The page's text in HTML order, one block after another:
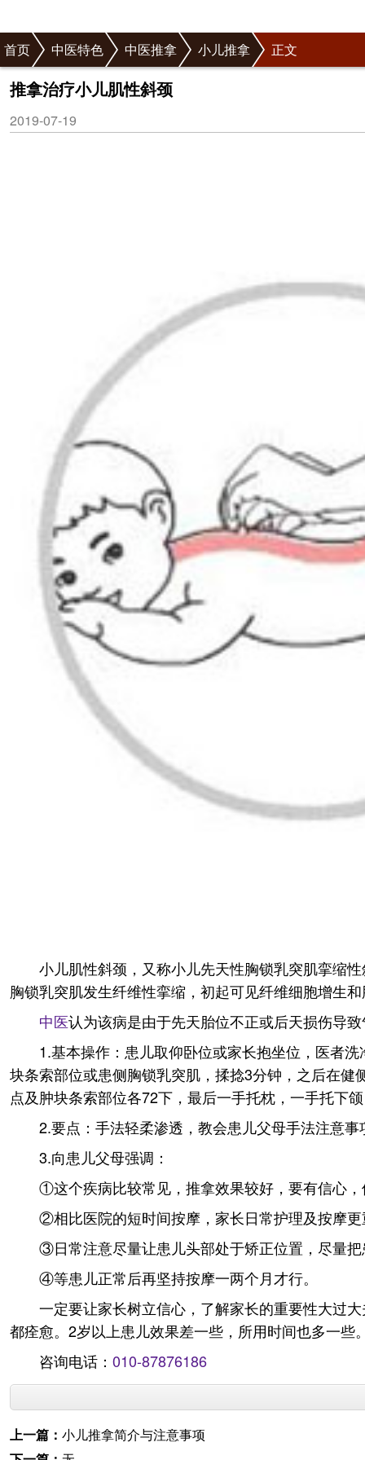
首页 中医特色 中医推拿 小儿推拿 正文
推拿治疗小儿肌性斜颈
2019-07-19
小儿肌性斜颈，又称小儿先天性胸锁乳突肌挛缩
胸锁乳突肌发生纤维性挛缩，初起可见纤维细胞增生
中医认为该病是由于先天胎位不正或后天损伤导
1.基本操作：患儿取仰卧位或家长抱坐位，医者
块条索部位或患侧胸锁乳突肌，揉捻3分钟，之后在
点及肿块条索部位各72下，最后一手托枕，一手托下
2.要点：手法轻柔渗透，教会患儿父母手法注意
3.向患儿父母强调：
①这个疾病比较常见，推拿效果较好，要有信心
②相比医院的短时间按摩，家长日常护理及按摩
③日常注意尽量让患儿头部处于矫正位置，尽量
④等患儿正常后再坚持按摩一两个月才行。
一定要让家长树立信心，了解家长的重要性大过
都痊愈。2岁以上患儿效果差一些，所用时间也多一
咨询电话： 010-87876186
上一篇： 小儿推拿简介与注意事项